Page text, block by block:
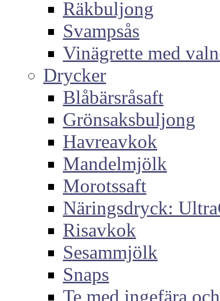
Räkbuljong
Svampsås
Vinägrette med
Drycker
Blåbärsråsaft
Grönsaksbuljong
Havreavkok
Mandelmjölk
Morotssaft
Näringsdryck:
Risavkok
Sesammjölk
Snaps
Te med ingefära